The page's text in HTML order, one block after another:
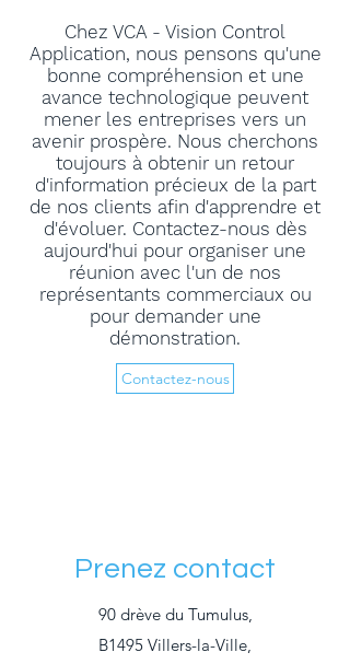
Chez VCA - Vision Control
Application, nous pensons qu'une
bonne compréhension et une
avance technologique peuvent
mener les entreprises vers un
avenir prospère. Nous cherchons
toujours à obtenir un retour
d'information précieux de la part
de nos clients afin d'apprendre et
d'évoluer. Contactez-nous dès
aujourd'hui pour organiser une
réunion avec l'un de nos
représentants commerciaux ou
pour demander une
démonstration.
Contactez-nous
Prenez contact
90 drève du Tumulus,
B1495 Villers-la-Ville,